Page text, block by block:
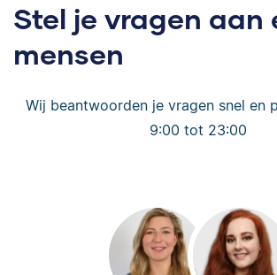
Stel je vragen aan
mensen
Wij beantwoorden je vragen snel en
9:00 tot 23:00